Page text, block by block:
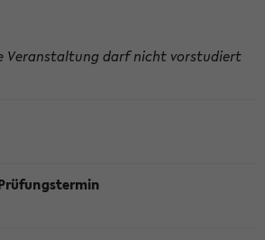
Veranstaltung darf nicht vorstudiert